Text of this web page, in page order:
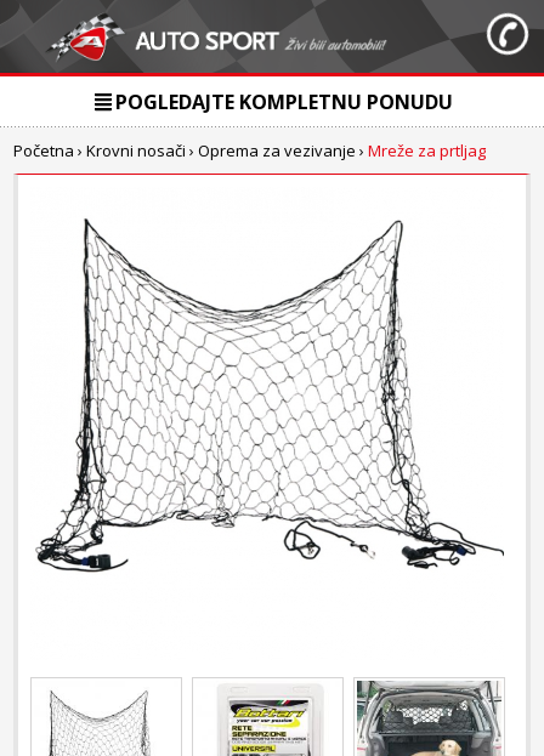
POGLEDAJTE KOMPLETNU PONUDU
Početna ›Krovni nosači ›Oprema za vezivanje ›Mreže za prtljag